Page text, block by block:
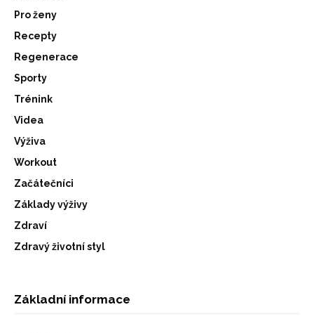
Pro ženy
Recepty
Regenerace
Sporty
Trénink
Videa
Výživa
Workout
Začátečníci
Základy výživy
Zdraví
Zdravý životní styl
Základní informace